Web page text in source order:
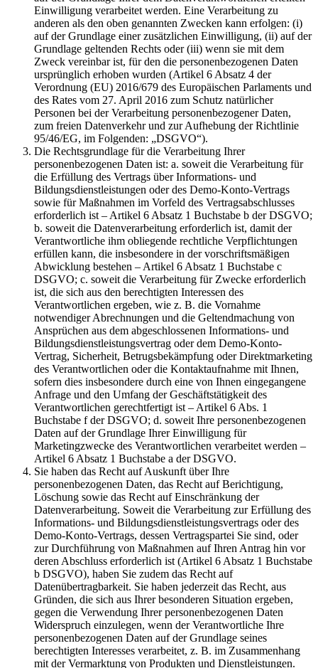
Einwilligung verarbeitet werden. Eine Verarbeitung zu
anderen als den oben genannten Zwecken kann erfolgen: (i)
auf der Grundlage einer zusätzlichen Einwilligung, (ii) auf der
Grundlage geltenden Rechts oder (iii) wenn sie mit dem
Zweck vereinbar ist, für den die personenbezogenen Daten
ursprünglich erhoben wurden (Artikel 6 Absatz 4 der
Verordnung (EU) 2016/679 des Europäischen Parlaments und
des Rates vom 27. April 2016 zum Schutz natürlicher
Personen bei der Verarbeitung personenbezogener Daten,
zum freien Datenverkehr und zur Aufhebung der Richtlinie
95/46/EG, im Folgenden: „DSGVO“).
Die Rechtsgrundlage für die Verarbeitung Ihrer
personenbezogenen Daten ist: a. soweit die Verarbeitung für
die Erfüllung des Vertrags über Informations- und
Bildungsdienstleistungen oder des Demo-Konto-Vertrags
sowie für Maßnahmen im Vorfeld des Vertragsabschlusses
erforderlich ist – Artikel 6 Absatz 1 Buchstabe b der DSGVO;
b. soweit die Datenverarbeitung erforderlich ist, damit der
Verantwortliche ihm obliegende rechtliche Verpflichtungen
erfüllen kann, die insbesondere in der vorschriftsmäßigen
Abwicklung bestehen – Artikel 6 Absatz 1 Buchstabe c
DSGVO; c. soweit die Verarbeitung für Zwecke erforderlich
ist, die sich aus den berechtigten Interessen des
Verantwortlichen ergeben, wie z. B. die Vornahme
notwendiger Abrechnungen und die Geltendmachung von
Ansprüchen aus dem abgeschlossenen Informations- und
Bildungsdienstleistungsvertrag oder dem Demo-Konto-
Vertrag, Sicherheit, Betrugsbekämpfung oder Direktmarketing
des Verantwortlichen oder die Kontaktaufnahme mit Ihnen,
sofern dies insbesondere durch eine von Ihnen eingegangene
Anfrage und den Umfang der Geschäftstätigkeit des
Verantwortlichen gerechtfertigt ist – Artikel 6 Abs. 1
Buchstabe f der DSGVO; d. soweit Ihre personenbezogenen
Daten auf der Grundlage Ihrer Einwilligung für
Marketingzwecke des Verantwortlichen verarbeitet werden –
Artikel 6 Absatz 1 Buchstabe a der DSGVO.
Sie haben das Recht auf Auskunft über Ihre
personenbezogenen Daten, das Recht auf Berichtigung,
Löschung sowie das Recht auf Einschränkung der
Datenverarbeitung. Soweit die Verarbeitung zur Erfüllung des
Informations- und Bildungsdienstleistungsvertrags oder des
Demo-Konto-Vertrags, dessen Vertragspartei Sie sind, oder
zur Durchführung von Maßnahmen auf Ihren Antrag hin vor
deren Abschluss erforderlich ist (Artikel 6 Absatz 1 Buchstabe
b DSGVO), haben Sie zudem das Recht auf
Datenübertragbarkeit. Sie haben jederzeit das Recht, aus
Gründen, die sich aus Ihrer besonderen Situation ergeben,
gegen die Verwendung Ihrer personenbezogenen Daten
Widerspruch einzulegen, wenn der Verantwortliche Ihre
personenbezogenen Daten auf der Grundlage seines
berechtigten Interesses verarbeitet, z. B. im Zusammenhang
mit der Vermarktung von Produkten und Dienstleistungen.